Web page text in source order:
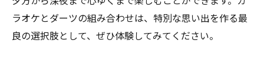
ラオケとダーツの組み合わせは、特別な思い出を作る最
良の選択肢として、ぜひ体験してみてください。